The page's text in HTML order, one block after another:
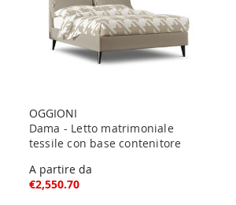
OGGIONI
Dama - Letto matrimoniale
tessile con base contenitore
A partire da
€2,550.70